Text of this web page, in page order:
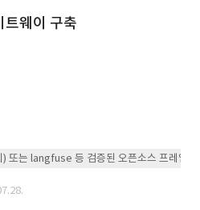
트웨이 구축
또는 langfuse 등 검증된 오픈소스 프레임워